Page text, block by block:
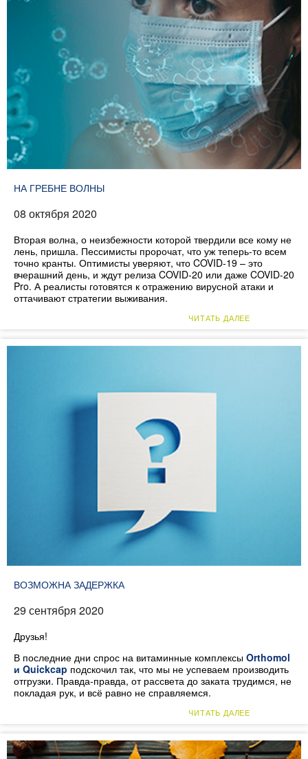
НА ГРЕБНЕ ВОЛНЫ
08 октября 2020
Вторая волна, о неизбежности которой твердили все кому не
лень, пришла. Пессимисты пророчат, что уж теперь-то всем
точно кранты. Оптимисты уверяют, что COVID-19 – это
вчерашний день, и ждут релиза COVID-20 или даже COVID-20
Pro. А реалисты готовятся к отражению вирусной атаки и
оттачивают стратегии выживания.
ЧИТАТЬ ДАЛЕЕ
ВОЗМОЖНА ЗАДЕРЖКА
29 сентября 2020
Друзья!
В последние дни спрос на витаминные комплексы Orthomol
и Quickcap подскочил так, что мы не успеваем производить
отгрузки. Правда-правда, от рассвета до заката трудимся, не
покладая рук, и всё равно не справляемся.
ЧИТАТЬ ДАЛЕЕ